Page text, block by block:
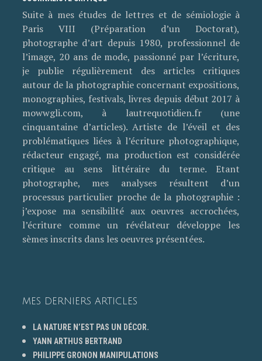
Suite à mes études de lettres et de sémiologie à
Paris VIII (Préparation d’un Doctorat),
photographe d’art depuis 1980, professionnel de
l’image, 20 ans de mode, passionné par l’écriture,
je publie régulièrement des articles critiques
autour de la photographie concernant expositions,
monographies, festivals, livres depuis début 2017 à
mowwgli.com, à lautrequotidien.fr (une
cinquantaine d’articles). Artiste de l’éveil et des
problématiques liées à l’écriture photographique,
rédacteur engagé, ma production est considérée
critique au sens littéraire du terme. Etant
photographe, mes analyses résultent d’un
processus particulier proche de la photographie :
j’expose ma sensibilité aux oeuvres accrochées,
l’écriture comme un révélateur développe les
sèmes inscrits dans les oeuvres présentées.
MES DERNIERS ARTICLES
LA NATURE N’EST PAS UN DÉCOR.
YANN ARTHUS BERTRAND
PHILIPPE GRONON MANIPULATIONS